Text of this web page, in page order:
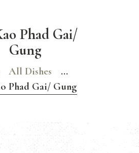
Phad Gai/
Gung
All Dishes
...
Phad Gai/ Gung